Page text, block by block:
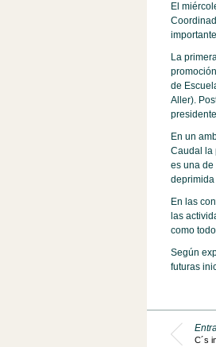
El
La
de
Aller).
En un
Caudal la
es una de
deprimida
En las
las
como
Según
futuras
C´s